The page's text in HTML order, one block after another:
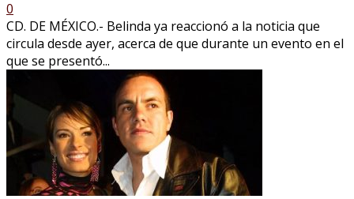
0
CD. DE MÉXICO.- Belinda ya reaccionó a la noticia que
circula desde ayer, acerca de que durante un evento en el
que se presentó...